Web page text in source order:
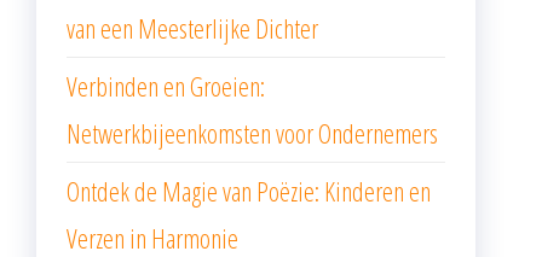
van een Meesterlijke Dichter
Verbinden en Groeien:
Netwerkbijeenkomsten voor Ondernemers
Ontdek de Magie van Poëzie: Kinderen en
Verzen in Harmonie